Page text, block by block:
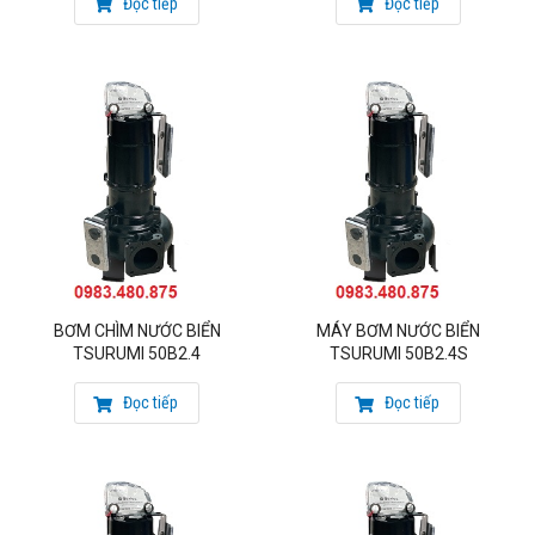
*Ứng dụng của sản phẩm
máy bơm chìm nước biển
Tsurumi 100B43.7
BƠM CHÌM NƯỚC BIỂN
TSURUMI 50B2.4
Đọc tiếp
MÁY BƠM NƯỚC BIỂN
TSURUMI 50B2.4S
Đọc tiếp